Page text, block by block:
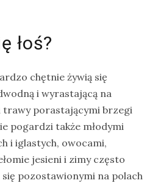
łoś?
chętnie żywią się
i wyrastającą na
trawy porastającymi brzegi
pogardzi także młodymi
i iglastych, owocami,
jesieni i zimy często
pozostawionymi na polach